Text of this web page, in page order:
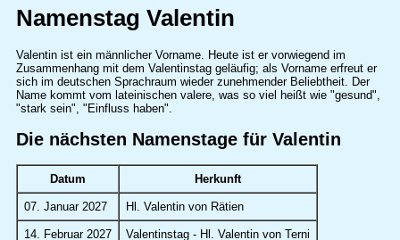
Namenstag Valentin
Valentin ist ein männlicher Vorname. Heute ist er vorwiegend im
Zusammenhang mit dem Valentinstag geläufig; als Vorname erfreut er
sich im deutschen Sprachraum wieder zunehmender Beliebtheit. Der
Name kommt vom lateinischen valere, was so viel heißt wie "gesund",
"stark sein", "Einfluss haben".
Die nächsten Namenstage für Valentin
Datum Herkunft
07. Januar 2027 Hl. Valentin von Rätien
14. Februar 2027 Valentinstag - Hl. Valentin von Terni